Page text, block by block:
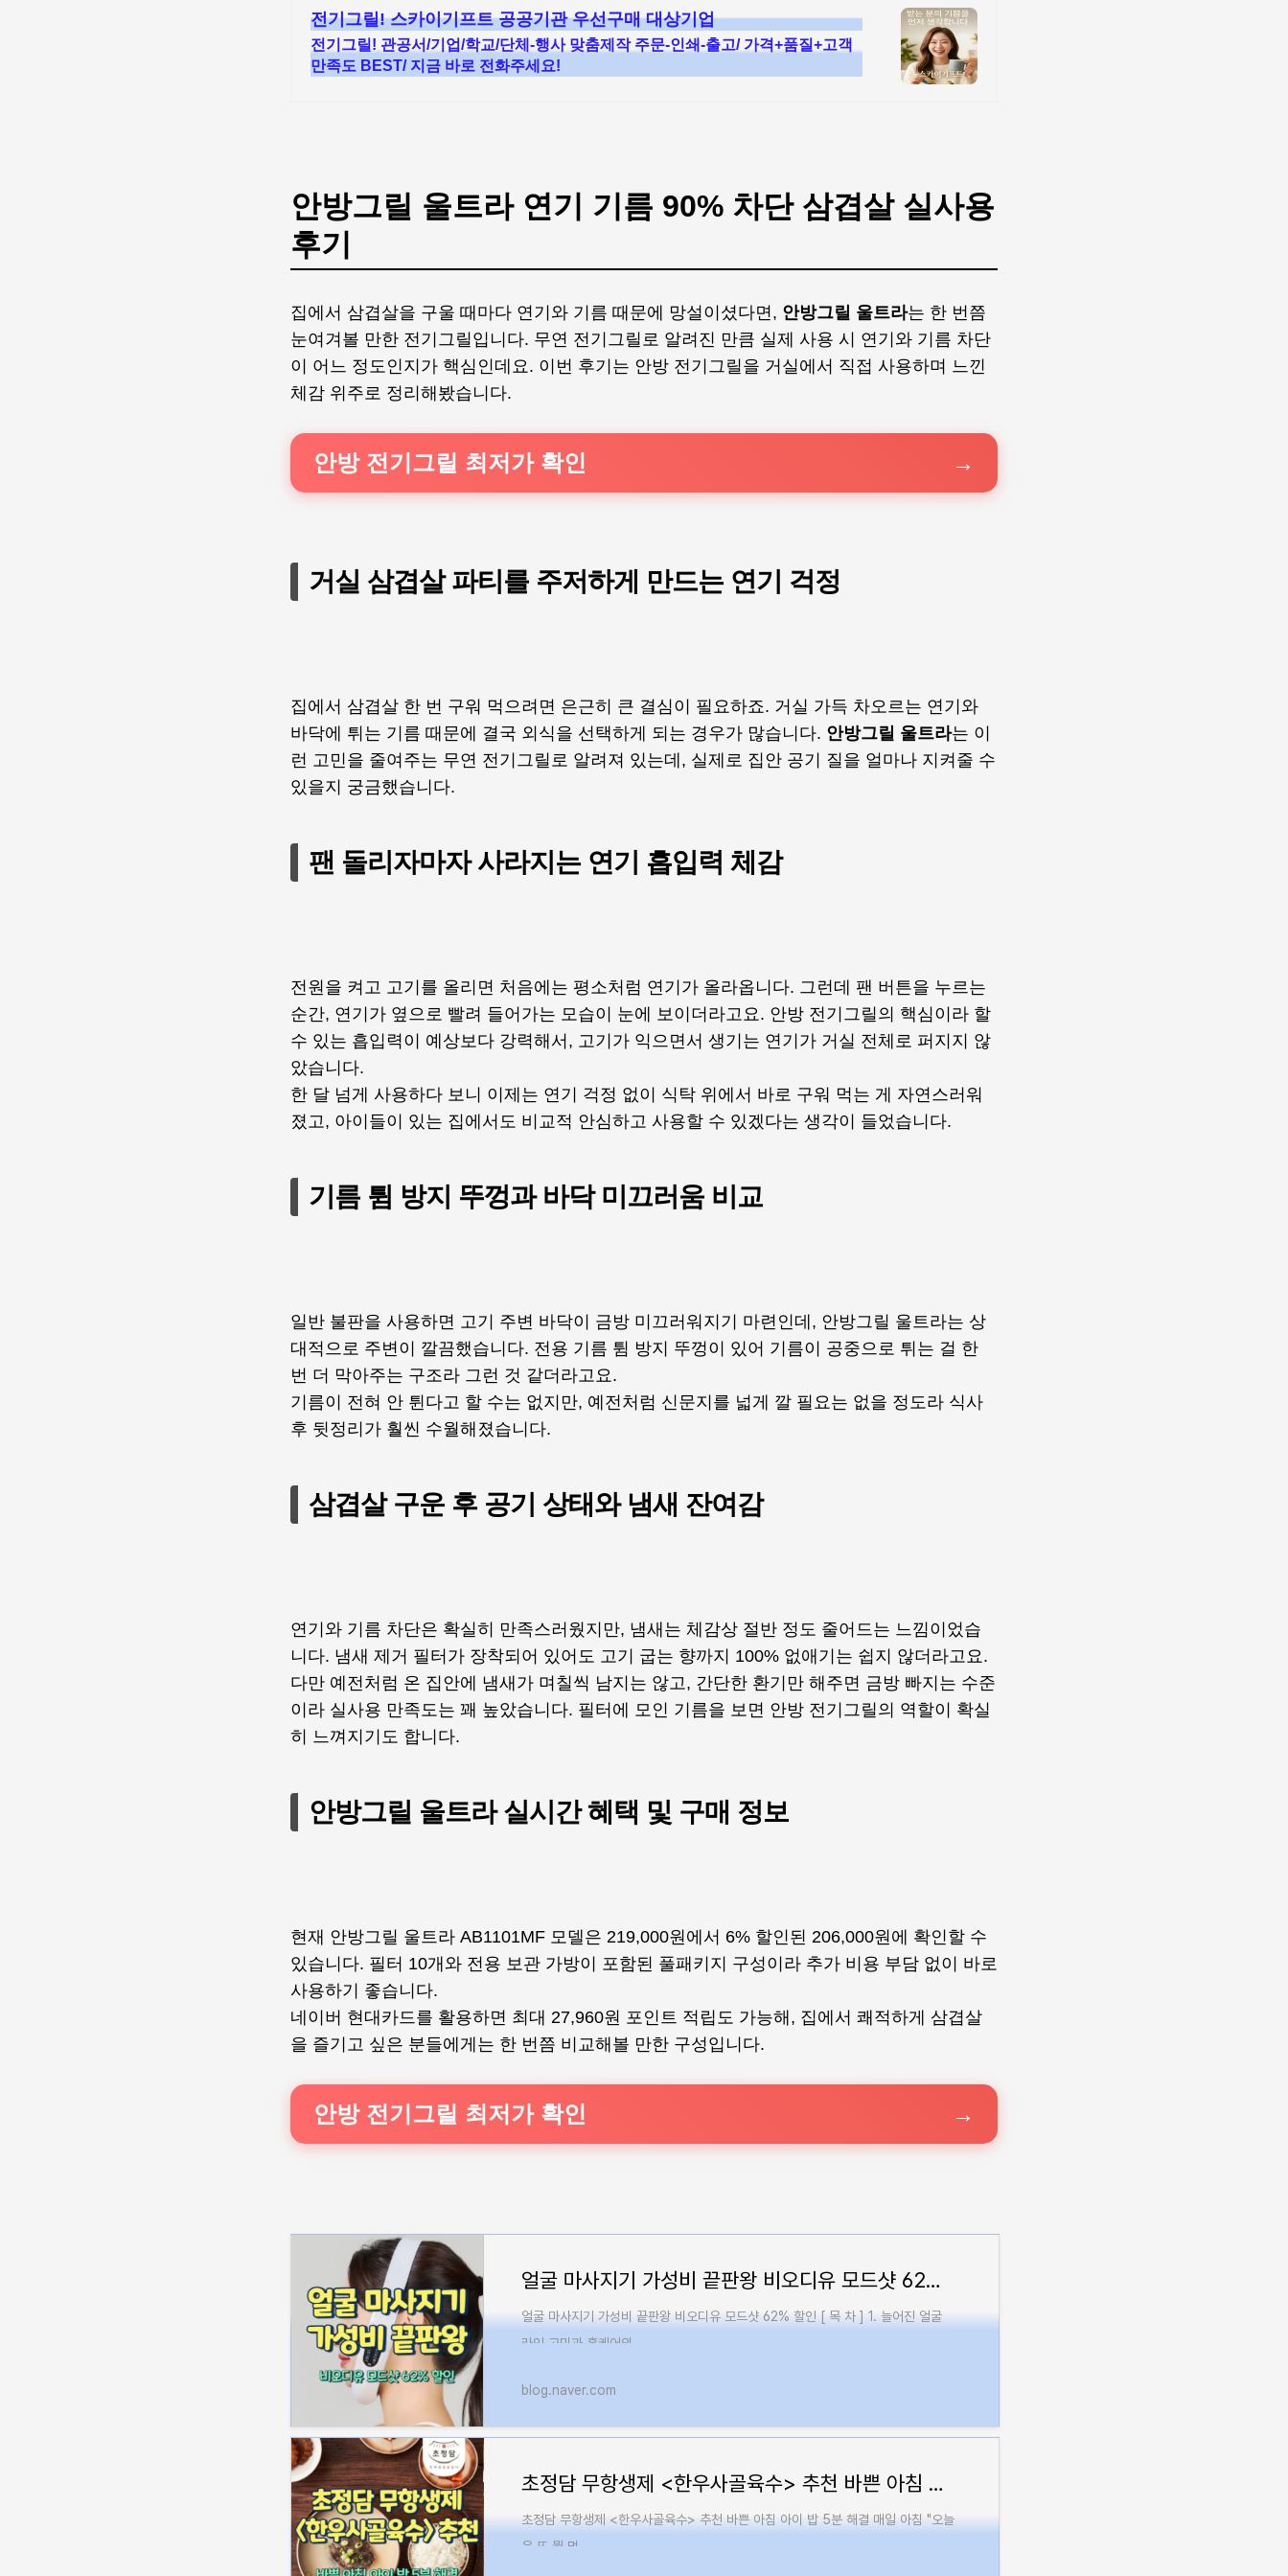
전기그릴! 스카이기프트 공공기관 우선구매 대상기업
전기그릴! 관공서/기업/학교/단체-행사 맞춤제작 주문-인쇄-출고/ 가격+품질+고객
만족도 BEST/ 지금 바로 전화주세요!
안방그릴 울트라 연기 기름 90% 차단 삼겹살 실사용
후기
집에서 삼겹살을 구울 때마다 연기와 기름 때문에 망설이셨다면, 안방그릴 울트라는 한 번쯤
눈여겨볼 만한 전기그릴입니다. 무연 전기그릴로 알려진 만큼 실제 사용 시 연기와 기름 차단
이 어느 정도인지가 핵심인데요. 이번 후기는 안방 전기그릴을 거실에서 직접 사용하며 느낀
체감 위주로 정리해봤습니다.
안방 전기그릴 최저가 확인
거실 삼겹살 파티를 주저하게 만드는 연기 걱정
집에서 삼겹살 한 번 구워 먹으려면 은근히 큰 결심이 필요하죠. 거실 가득 차오르는 연기와
바닥에 튀는 기름 때문에 결국 외식을 선택하게 되는 경우가 많습니다. 안방그릴 울트라는 이
런 고민을 줄여주는 무연 전기그릴로 알려져 있는데, 실제로 집안 공기 질을 얼마나 지켜줄 수
있을지 궁금했습니다.
팬 돌리자마자 사라지는 연기 흡입력 체감
전원을 켜고 고기를 올리면 처음에는 평소처럼 연기가 올라옵니다. 그런데 팬 버튼을 누르는
순간, 연기가 옆으로 빨려 들어가는 모습이 눈에 보이더라고요. 안방 전기그릴의 핵심이라 할
수 있는 흡입력이 예상보다 강력해서, 고기가 익으면서 생기는 연기가 거실 전체로 퍼지지 않
았습니다.
한 달 넘게 사용하다 보니 이제는 연기 걱정 없이 식탁 위에서 바로 구워 먹는 게 자연스러워
졌고, 아이들이 있는 집에서도 비교적 안심하고 사용할 수 있겠다는 생각이 들었습니다.
기름 튐 방지 뚜껑과 바닥 미끄러움 비교
일반 불판을 사용하면 고기 주변 바닥이 금방 미끄러워지기 마련인데, 안방그릴 울트라는 상
대적으로 주변이 깔끔했습니다. 전용 기름 튐 방지 뚜껑이 있어 기름이 공중으로 튀는 걸 한
번 더 막아주는 구조라 그런 것 같더라고요.
기름이 전혀 안 튄다고 할 수는 없지만, 예전처럼 신문지를 넓게 깔 필요는 없을 정도라 식사
후 뒷정리가 훨씬 수월해졌습니다.
삼겹살 구운 후 공기 상태와 냄새 잔여감
연기와 기름 차단은 확실히 만족스러웠지만, 냄새는 체감상 절반 정도 줄어드는 느낌이었습
니다. 냄새 제거 필터가 장착되어 있어도 고기 굽는 향까지 100% 없애기는 쉽지 않더라고요.
다만 예전처럼 온 집안에 냄새가 며칠씩 남지는 않고, 간단한 환기만 해주면 금방 빠지는 수준
이라 실사용 만족도는 꽤 높았습니다. 필터에 모인 기름을 보면 안방 전기그릴의 역할이 확실
히 느껴지기도 합니다.
안방그릴 울트라 실시간 혜택 및 구매 정보
현재 안방그릴 울트라 AB1101MF 모델은 219,000원에서 6% 할인된 206,000원에 확인할 수
있습니다. 필터 10개와 전용 보관 가방이 포함된 풀패키지 구성이라 추가 비용 부담 없이 바로
사용하기 좋습니다.
네이버 현대카드를 활용하면 최대 27,960원 포인트 적립도 가능해, 집에서 쾌적하게 삼겹살
을 즐기고 싶은 분들에게는 한 번쯤 비교해볼 만한 구성입니다.
안방 전기그릴 최저가 확인
얼굴 마사지기 가성비 끝판왕 비오디유 모드샷 62% 할인
얼굴 마사지기 가성비 끝판왕 비오디유 모드샷 62% 할인 [ 목 차 ] 1. 늘어진 얼굴
라인 고민과 홈케어의 ...
blog.naver.com
초정담 무항생제 <한우사골육수> 추천 바쁜 아침 아이 밥 5분 해결
초정담 무항생제 <한우사골육수> 추천 바쁜 아침 아이 밥 5분 해결 매일 아침 "오늘
은 또 뭘 먹...